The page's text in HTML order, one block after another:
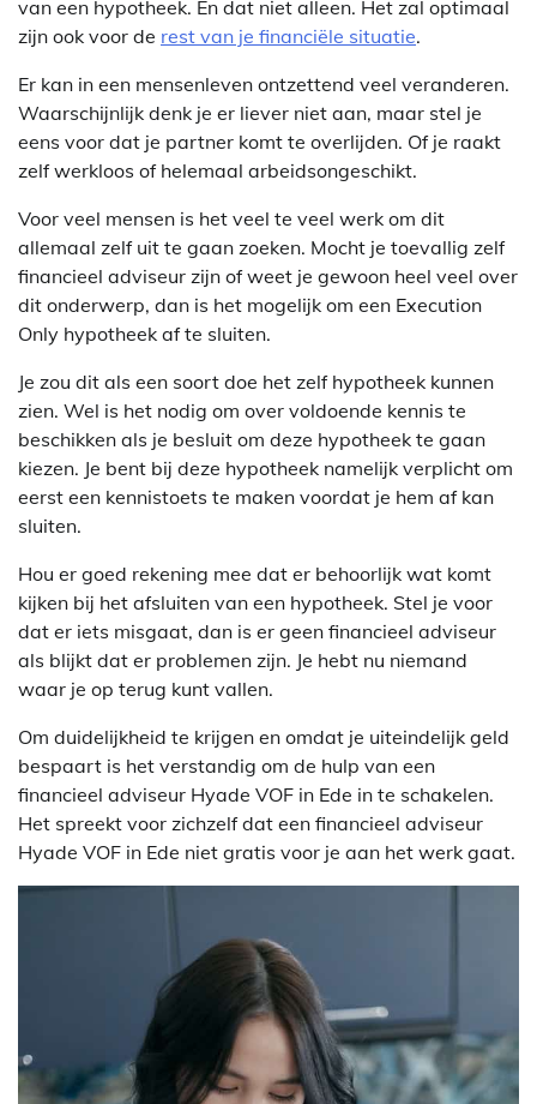
van een hypotheek. En dat niet alleen. Het zal optimaal
zijn ook voor de rest van je financiële situatie.
Er kan in een mensenleven ontzettend veel veranderen.
Waarschijnlijk denk je er liever niet aan, maar stel je
eens voor dat je partner komt te overlijden. Of je raakt
zelf werkloos of helemaal arbeidsongeschikt.
Voor veel mensen is het veel te veel werk om dit
allemaal zelf uit te gaan zoeken. Mocht je toevallig zelf
financieel adviseur zijn of weet je gewoon heel veel over
dit onderwerp, dan is het mogelijk om een Execution
Only hypotheek af te sluiten.
Je zou dit als een soort doe het zelf hypotheek kunnen
zien. Wel is het nodig om over voldoende kennis te
beschikken als je besluit om deze hypotheek te gaan
kiezen. Je bent bij deze hypotheek namelijk verplicht om
eerst een kennistoets te maken voordat je hem af kan
sluiten.
Hou er goed rekening mee dat er behoorlijk wat komt
kijken bij het afsluiten van een hypotheek. Stel je voor
dat er iets misgaat, dan is er geen financieel adviseur
als blijkt dat er problemen zijn. Je hebt nu niemand
waar je op terug kunt vallen.
Om duidelijkheid te krijgen en omdat je uiteindelijk geld
bespaart is het verstandig om de hulp van een
financieel adviseur Hyade VOF in Ede in te schakelen.
Het spreekt voor zichzelf dat een financieel adviseur
Hyade VOF in Ede niet gratis voor je aan het werk gaat.